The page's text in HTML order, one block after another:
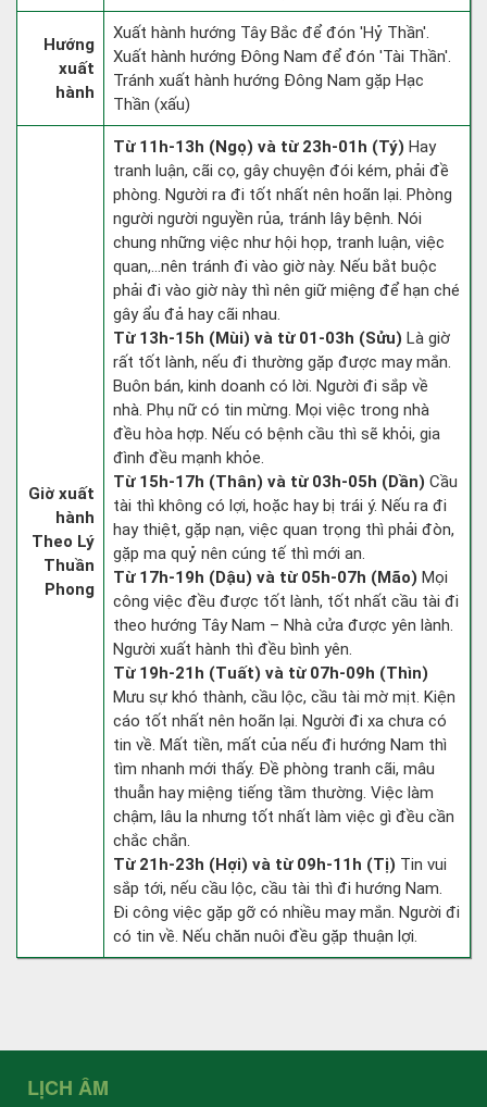
Hướng
xuất
hành
Xuất hành hướng Tây Bắc để đón 'Hỷ Thần'.
Xuất hành hướng Đông Nam để đón 'Tài Thần'.
Tránh xuất hành hướng Đông Nam gặp Hạc
Thần (xấu)
Giờ xuất
hành
Theo Lý
Thuần
Phong
Từ 11h-13h (Ngọ) và từ 23h-01h (Tý) Hay
tranh luận, cãi cọ, gây chuyện đói kém, phải đề
phòng. Người ra đi tốt nhất nên hoãn lại. Phòng
người người nguyền rủa, tránh lây bệnh. Nói
chung những việc như hội họp, tranh luận, việc
quan,…nên tránh đi vào giờ này. Nếu bắt buộc
phải đi vào giờ này thì nên giữ miệng để hạn ché
gây ẩu đả hay cãi nhau.
Từ 13h-15h (Mùi) và từ 01-03h (Sửu) Là giờ
rất tốt lành, nếu đi thường gặp được may mắn.
Buôn bán, kinh doanh có lời. Người đi sắp về
nhà. Phụ nữ có tin mừng. Mọi việc trong nhà
đều hòa hợp. Nếu có bệnh cầu thì sẽ khỏi, gia
đình đều mạnh khỏe.
Từ 15h-17h (Thân) và từ 03h-05h (Dần) Cầu
tài thì không có lợi, hoặc hay bị trái ý. Nếu ra đi
hay thiệt, gặp nạn, việc quan trọng thì phải đòn,
gặp ma quỷ nên cúng tế thì mới an.
Từ 17h-19h (Dậu) và từ 05h-07h (Mão) Mọi
công việc đều được tốt lành, tốt nhất cầu tài đi
theo hướng Tây Nam – Nhà cửa được yên lành.
Người xuất hành thì đều bình yên.
Từ 19h-21h (Tuất) và từ 07h-09h (Thìn)
Mưu sự khó thành, cầu lộc, cầu tài mờ mịt. Kiện
cáo tốt nhất nên hoãn lại. Người đi xa chưa có
tin về. Mất tiền, mất của nếu đi hướng Nam thì
tìm nhanh mới thấy. Đề phòng tranh cãi, mâu
thuẫn hay miệng tiếng tầm thường. Việc làm
chậm, lâu la nhưng tốt nhất làm việc gì đều cần
chắc chắn.
Từ 21h-23h (Hợi) và từ 09h-11h (Tị) Tin vui
sắp tới, nếu cầu lộc, cầu tài thì đi hướng Nam.
Đi công việc gặp gỡ có nhiều may mắn. Người đi
có tin về. Nếu chăn nuôi đều gặp thuận lợi.
LỊCH ÂM